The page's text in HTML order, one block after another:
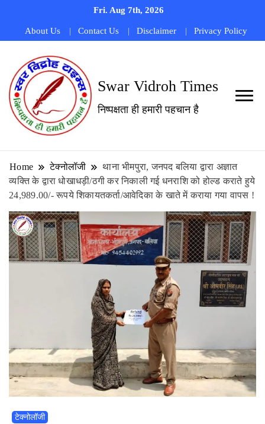
Fri. Aug 7th, 2026
About Us Contact Us Disclaimer Privacy Policy
Swar Vidroh Times
निष्पक्षता ही हमारी पहचान है
Home टेक्नोलॉजी
थाना भीमपुरा, जनपद बलिया द्वारा अज्ञात
व्यक्ति के द्वारा धोखाधड़ी/ठगी कर निकाली गई धनराशि को होल्ड कराते हुये
24,989.00/- रूपये शिकायतकर्ता/आवेदिका के खाते में कराया गया वापस !
टेक्नोलॉजी